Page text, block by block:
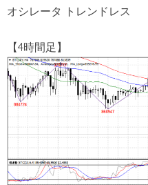
オシレータ トレンドレス
【4時間足】